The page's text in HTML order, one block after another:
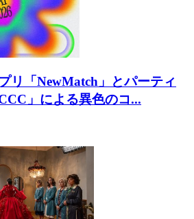
リ「NewMatch」とパーティ
」による異色のコ...